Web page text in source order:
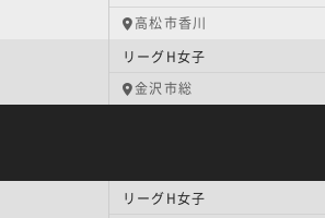
高松市香川
リーグH女子
金沢市総
リーグH女子